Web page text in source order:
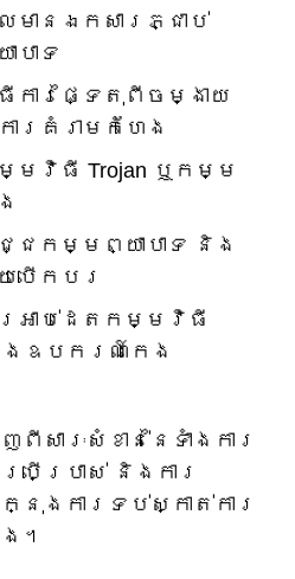
មានឯកសារភ្ជាប់
បាទ
ការផ្ទៃតុពីចម្ងាយ
ារគំរាមកំហែង
មវិធី Trojan ឬកម្ម
ជ្ជកម្មព្យាបាទ និង
បើកបរ
រអាប់ដេតកម្មវិធី
ងឧបករណ៍កេង
សារៈសំខាន់នៃទាំងការ
ប្រាស់ និងការ
ក្នុងការទប់ស្កាត់ការ
។